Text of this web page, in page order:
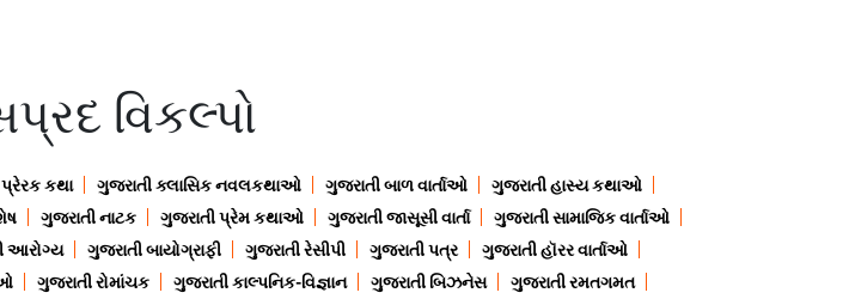
વિકલ્પો
કથા ગુજરાતી ક્લાસિક નવલકથાઓ ગુજરાતી બાળ વાર્તાઓ
ગુજરાતી હાસ્ય કથાઓ
ગુજરાતી નાટક ગુજરાતી પ્રેમ કથાઓ ગુજરાતી જાસૂસી વાર્તા
ગુજરાતી સામાજિક વાર્તાઓ
આરોગ્ય ગુજરાતી બાયોગ્રાફી ગુજરાતી રેસીપી ગુજરાતી પત્ર
ગુજરાતી હૉરર વાર્તાઓ
ગુજરાતી રોમાંચક ગુજરાતી કાલ્પનિક-વિજ્ઞાન ગુજરાતી બિઝનેસ ગુજરાતી રમતગમત